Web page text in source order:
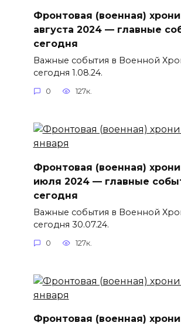
Фронтовая (военная)
августа 2024 — главные
сегодня
Важные события в Военной
сегодня 1.08.24.
0 127к.
Фронтовая (военная)
июля 2024 — главные
сегодня
Важные события в Военной
сегодня 30.07.24.
0 127к.
Фронтовая (военная)